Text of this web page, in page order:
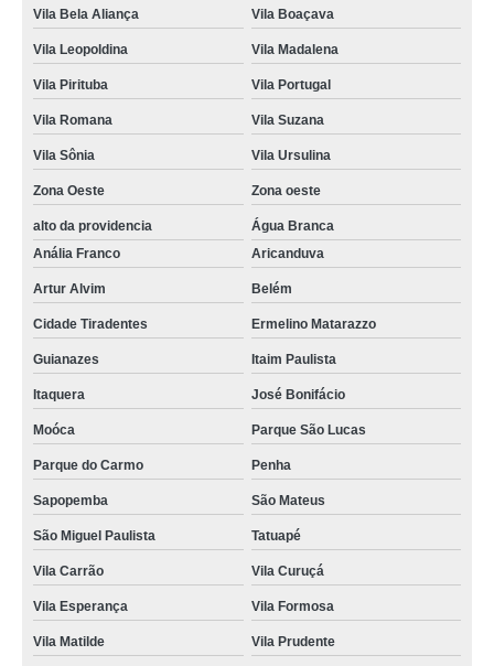
Vila Bela Aliança Vila Boaçava
Vila Leopoldina Vila Madalena
Vila Pirituba Vila Portugal
Vila Romana Vila Suzana
Vila Sônia Vila Ursulina
Zona Oeste Zona oeste
alto da providencia
Água Branca
Anália Franco
Aricanduva
Artur Alvim Belém
Cidade Tiradentes Ermelino Matarazzo
Guianazes Itaim Paulista
Itaquera José Bonifácio
Moóca Parque São Lucas
Parque do Carmo Penha
Sapopemba São Mateus
São Miguel Paulista Tatuapé
Vila Carrão Vila Curuçá
Vila Esperança Vila Formosa
Vila Matilde Vila Prudente